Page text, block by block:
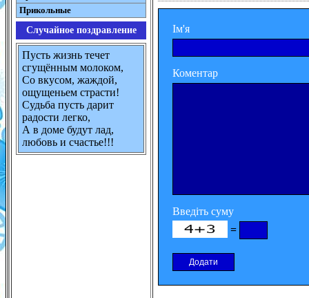
Прикольные
Случайное поздравление
Пусть жизнь течет
сгущённым молоком,
Со вкусом, жаждой,
ощущеньем страсти!
Судьба пусть дарит
радости легко,
А в доме будут лад,
любовь и счастье!!!
Ім'я
Коментар
Введіть суму
=